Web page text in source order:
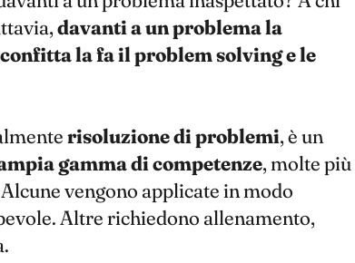
davanti a un problema la
la fa il problem solving e le
risoluzione di problemi, è un
gamma di competenze, molte più
vengono applicate in modo
Altre richiedono allenamento,